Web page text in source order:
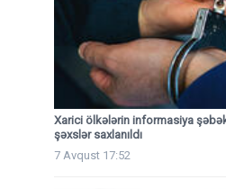
Xarici ölkələrin informasiya
şəxslər saxlanıldı
7 Avqust 17:52